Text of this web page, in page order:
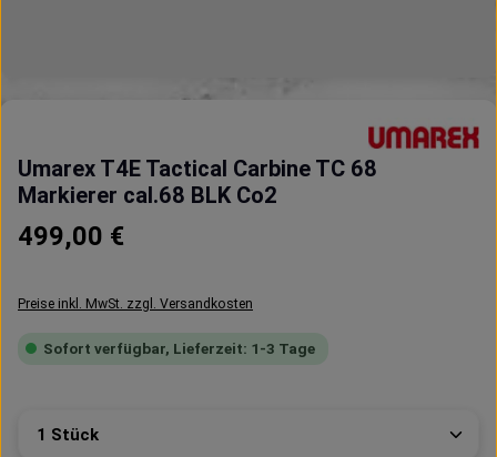
Umarex T4E Tactical Carbine TC 68
Markierer cal.68 BLK Co2
Regulärer Preis:
499,00 €
Preise inkl. MwSt. zzgl. Versandkosten
Sofort verfügbar, Lieferzeit: 1-3 Tage
Produkt Anzahl: Gib den gewünschten Wert ein